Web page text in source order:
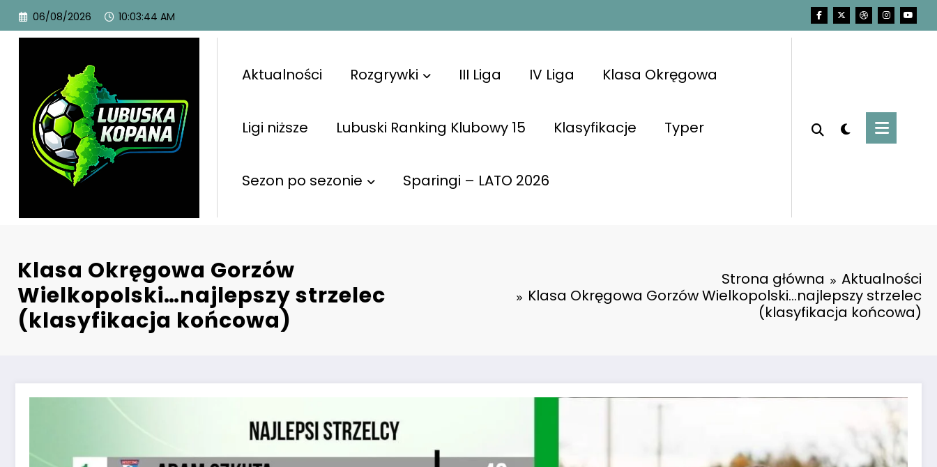
06/08/2026 10:03:45 AM
Aktualności Rozgrywki III Liga IV Liga Klasa Okręgowa
Ligi niższe Lubuski Ranking Klubowy 15 Klasyfikacje Typer
Sezon po sezonie Sparingi – LATO 2026
Klasa Okręgowa Gorzów
Wielkopolski…najlepszy strzelec
(klasyfikacja końcowa)
Strona główna
Aktualności
Klasa Okręgowa Gorzów Wielkopolski…najlepszy strzelec
(klasyfikacja końcowa)